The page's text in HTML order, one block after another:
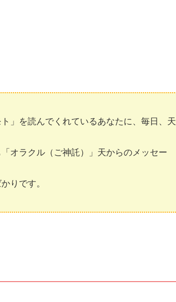
」を読んでくれているあなたに、毎日、天
オラクル（ご神託）」天からのメッセー
りです。